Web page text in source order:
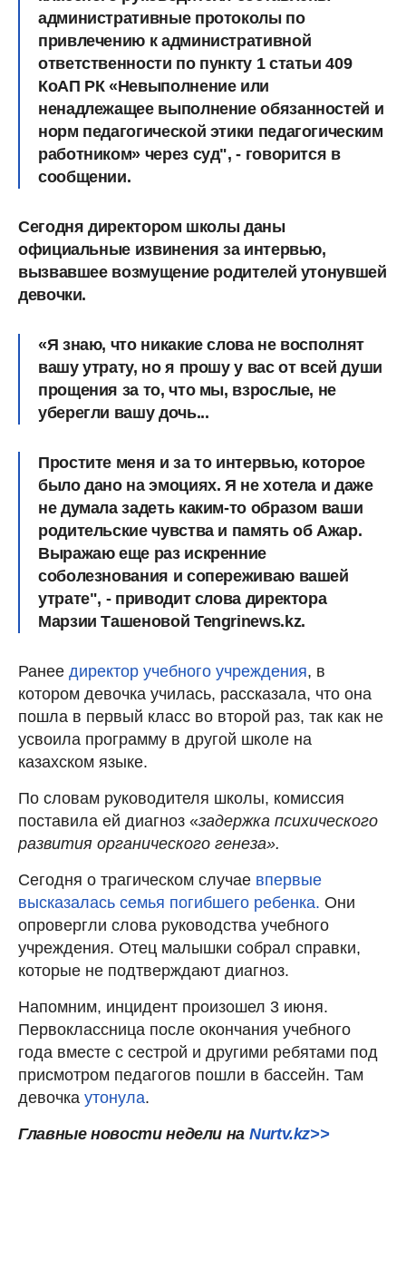
административные протоколы по
привлечению к административной
ответственности по пункту 1 статьи 409
КоАП РК «Невыполнение или
ненадлежащее выполнение обязанностей и
норм педагогической этики педагогическим
работником» через суд", - говорится в
сообщении.
Сегодня директором школы даны
официальные извинения за интервью,
вызвавшее возмущение родителей утонувшей
девочки.
«Я знаю, что никакие слова не восполнят
вашу утрату, но я прошу у вас от всей души
прощения за то, что мы, взрослые, не
уберегли вашу дочь...
Простите меня и за то интервью, которое
было дано на эмоциях. Я не хотела и даже
не думала задеть каким-то образом ваши
родительские чувства и память об Ажар.
Выражаю еще раз искренние
соболезнования и сопереживаю вашей
утрате", - приводит слова директора
Марзии Ташеновой Tengrinews.kz.
Ранее директор учебного учреждения, в
котором девочка училась, рассказала, что она
пошла в первый класс во второй раз, так как не
усвоила программу в другой школе на
казахском языке.
По словам руководителя школы, комиссия
поставила ей диагноз «задержка психического
развития органического генеза».
Сегодня о трагическом случае впервые
высказалась семья погибшего ребенка. Они
опровергли слова руководства учебного
учреждения. Отец малышки собрал справки,
которые не подтверждают диагноз.
Напомним, инцидент произошел 3 июня.
Первоклассница после окончания учебного
года вместе с сестрой и другими ребятами под
присмотром педагогов пошли в бассейн. Там
девочка утонула.
Главные новости недели на Nurtv.kz>>